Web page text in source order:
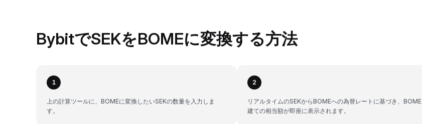
BybitでSEKをBOMEに変換する方法
1
上の計算ツールに、BOMEに変換したいSEKの数量を入力しま
す。
2
リアルタイムのSEKからBOMEへの為替レートに基づき、BOME
建ての相当額が即座に表示されます。